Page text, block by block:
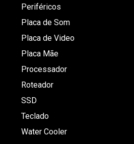
Periféricos
Placa de Som
Placa de Video
Placa Mãe
Processador
Roteador
SSD
Teclado
Water Cooler